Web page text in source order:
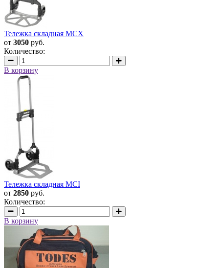
Тележка складная MCX
от 3050 руб.
Количество:
В корзину
Тележка складная MCI
от 2850 руб.
Количество:
В корзину